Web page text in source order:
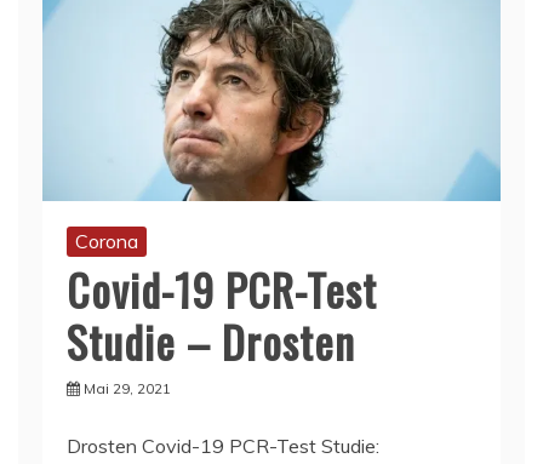
Corona
Covid-19 PCR-Test
Studie – Drosten
Mai 29, 2021
Drosten Covid-19 PCR-Test Studie: